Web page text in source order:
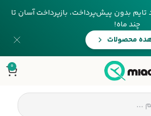
بدون پیش‌پرداخت، بازپرداخت آسان تا
چند ماه!
محصولات
0